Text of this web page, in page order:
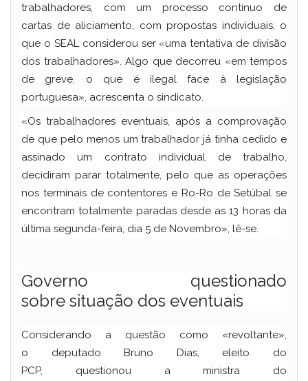
trabalhadores, com um processo contínuo de
cartas de aliciamento, com propostas individuais, o
que o SEAL considerou ser «uma tentativa de divisão
dos trabalhadores». Algo que decorreu «em tempos
de greve, o que é ilegal face à legislação
portuguesa», acrescenta o sindicato.
«Os trabalhadores eventuais, após a comprovação
de que pelo menos um trabalhador já tinha cedido e
assinado um contrato individual de trabalho,
decidiram parar totalmente, pelo que as operações
nos terminais de contentores e Ro-Ro de Setúbal se
encontram totalmente paradas desde as 13 horas da
última segunda-feira, dia 5 de Novembro», lê-se.
Governo questionado
sobre situação dos eventuais
Considerando a questão como «revoltante»,
o deputado Bruno Dias, eleito do
PCP, questionou a ministra do